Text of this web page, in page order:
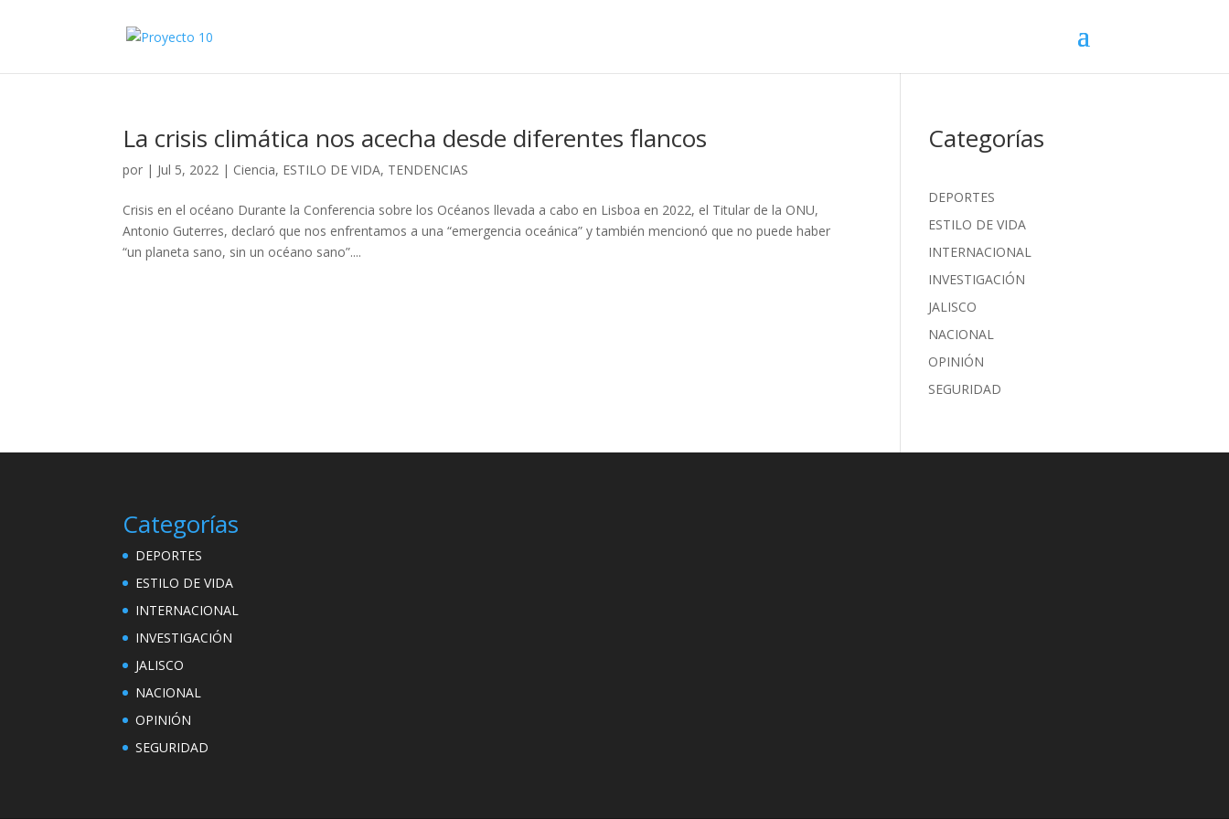
La crisis climática nos acecha desde diferentes flancos
por | Jul 5, 2022 | Ciencia, ESTILO DE VIDA, TENDENCIAS
Crisis en el océano Durante la Conferencia sobre los Océanos llevada a cabo en Lisboa en 2022, el Titular de la ONU,
Antonio Guterres, declaró que nos enfrentamos a una “emergencia oceánica” y también mencionó que no puede haber
“un planeta sano, sin un océano sano”....
Categorías
DEPORTES
ESTILO DE VIDA
INTERNACIONAL
INVESTIGACIÓN
JALISCO
NACIONAL
OPINIÓN
SEGURIDAD
Categorías
DEPORTES
ESTILO DE VIDA
INTERNACIONAL
INVESTIGACIÓN
JALISCO
NACIONAL
OPINIÓN
SEGURIDAD